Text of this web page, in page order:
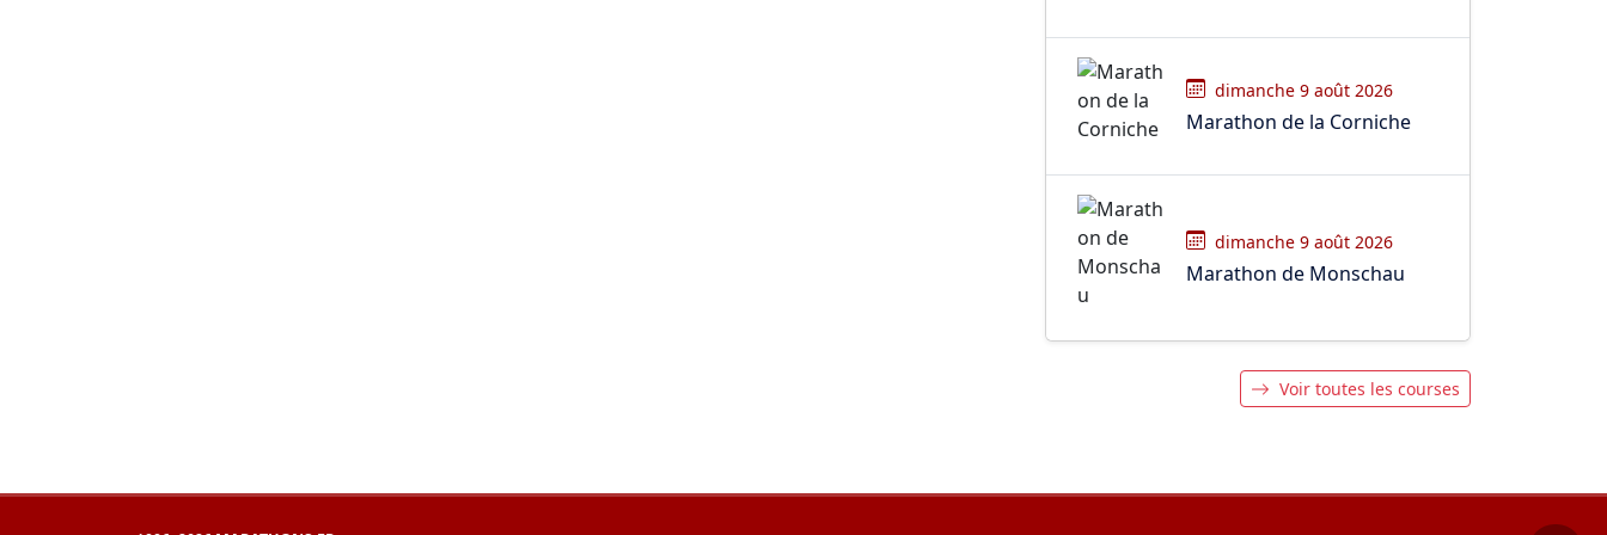
dimanche 9 août 2026
Marathon de la Corniche
dimanche 9 août 2026
Marathon de Monschau
Voir toutes les courses